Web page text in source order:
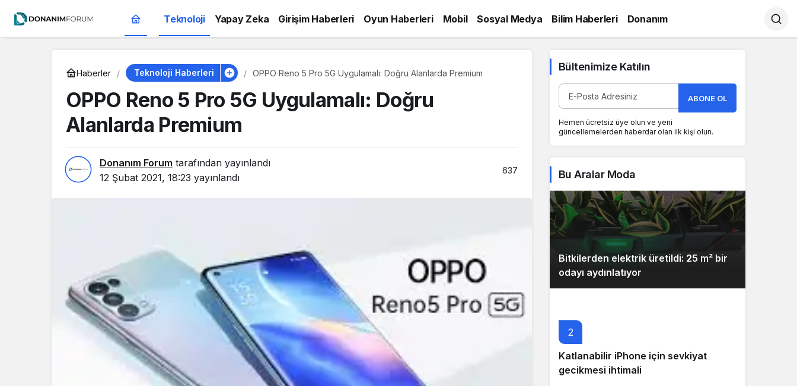
Teknoloji Yapay Zeka Girişim Haberleri Oyun Haberleri Mobil Sosyal Medya Bilim Haberleri Donanım
Haberler Teknoloji Haberleri OPPO Reno 5 Pro 5G Uygulamalı: Doğru Alanlarda Premium
OPPO Reno 5 Pro 5G Uygulamalı: Doğru
Alanlarda Premium
Donanım Forum tarafından yayınlandı
12 Şubat 2021, 18:23 yayınlandı
637
Bültenimize Katılın
ABONE OL
Hemen ücretsiz üye olun ve yeni
güncellemelerden haberdar olan ilk kişi olun.
Bu Aralar Moda
Bitkilerden elektrik üretildi: 25 m² bir
odayı aydınlatıyor
2
Katlanabilir iPhone için sevkiyat
gecikmesi ihtimali